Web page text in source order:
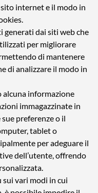
internet e il modo in
generati dai siti web che
per migliorare
di mantenere
di analizzare il modo in
alcuna informazione
immagazzinate in
preferenze o il
tablet o
per adeguare il
dell’utente, offrendo
sui vari modi in cui